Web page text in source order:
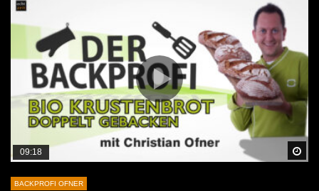
09:18
BACKPROFI OFNER